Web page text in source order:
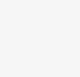
öffnen